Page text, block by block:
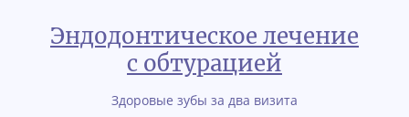
Эндодонтическое лечение
с обтурацией
Здоровые зубы за два визита